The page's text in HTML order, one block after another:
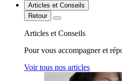
Articles et Conseils
Retour
Articles et Conseils
Pour vous accompagner et
Voir tous nos articles